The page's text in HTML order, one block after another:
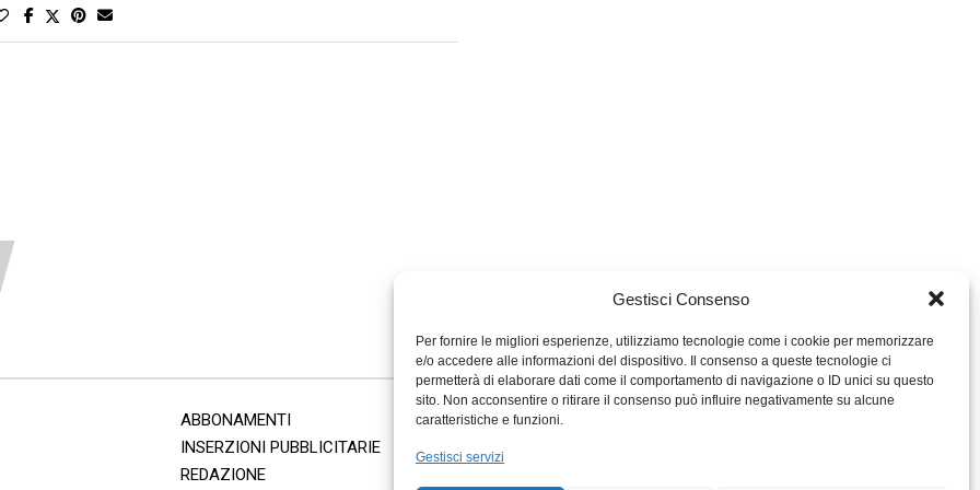
Gestisci Consenso
Per fornire le migliori esperienze, utilizziamo tecnologie come i cookie per memorizzare
e/o accedere alle informazioni del dispositivo. Il consenso a queste tecnologie ci
permetterà di elaborare dati come il comportamento di navigazione o ID unici su questo
sito. Non acconsentire o ritirare il consenso può influire negativamente su alcune
caratteristiche e funzioni.
Gestisci servizi
ABBONAMENTI
INSERZIONI PUBBLICITARIE
REDAZIONE
MIGROS TICINO